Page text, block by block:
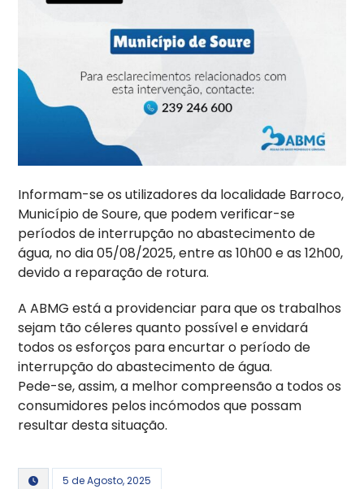
Informam-se os utilizadores da localidade Barroco,
Município de Soure, que podem verificar-se
períodos de interrupção no abastecimento de
água, no dia 05/08/2025, entre as 10h00 e as 12h00,
devido a reparação de rotura.
A ABMG está a providenciar para que os trabalhos
sejam tão céleres quanto possível e envidará
todos os esforços para encurtar o período de
interrupção do abastecimento de água.
Pede-se, assim, a melhor compreensão a todos os
consumidores pelos incómodos que possam
resultar desta situação.
5 de Agosto, 2025